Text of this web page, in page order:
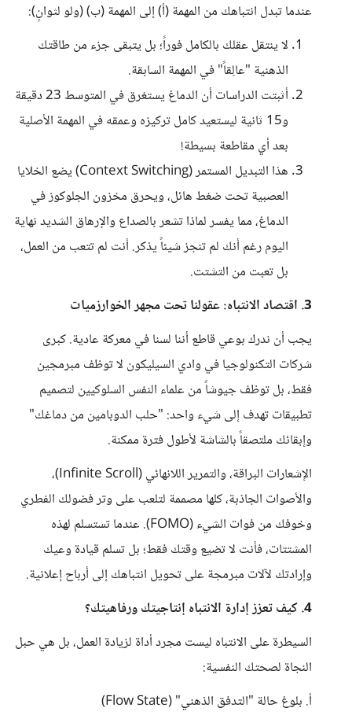
عندما تبدل انتباهك من المهمة (أ) إلى المهمة (ب) (ولو لثوانٍ):
لا ينتقل عقلك بالكامل فوراً؛ بل يتبقى جزء من طاقتك
الذهنية "عالِقاً" في المهمة السابقة.
أثبتت الدراسات أن الدماغ يستغرق في المتوسط 23 دقيقة
و15 ثانية ليستعيد كامل تركيزه وعمقه في المهمة الأصلية
بعد أي مقاطعة بسيطة!
هذا التبديل المستمر (Context Switching) يضع الخلايا
العصبية تحت ضغط هائل، ويحرق مخزون الجلوكوز في
الدماغ، مما يفسر لماذا تشعر بالصداع والإرهاق الشديد نهاية
اليوم رغم أنك لم تنجز شيئاً يذكر. أنت لم تتعب من العمل،
بل تعبت من التشتت.
3. اقتصاد الانتباه: عقولنا تحت مجهر الخوارزميات
يجب أن ندرك بوعي قاطع أننا لسنا في معركة عادية. كبرى
شركات التكنولوجيا في وادي السيليكون لا توظف مبرمجين
فقط، بل توظف جيوشاً من علماء النفس السلوكيين لتصميم
تطبيقات تهدف إلى شيء واحد: "حلب الدوبامين من دماغك"
وإبقائك ملتصقاً بالشاشة لأطول فترة ممكنة.
الإشعارات البراقة، والتمرير اللانهائي (Infinite Scroll)،
والأصوات الجاذبة، كلها مصممة لتلعب على وتر فضولك الفطري
وخوفك من فوات الشيء (FOMO). عندما تستسلم لهذه
المشتتات، فأنت لا تضيع وقتك فقط؛ بل تسلم قيادة وعيك
وإرادتك لآلات مبرمجة على تحويل انتباهك إلى أرباح إعلانية.
4. كيف تعزز إدارة الانتباه إنتاجيتك ورفاهيتك؟
السيطرة على الانتباه ليست مجرد أداة لزيادة العمل، بل هي حبل
النجاة لصحتك النفسية:
أ. بلوغ حالة "التدفق الذهني" (Flow State)